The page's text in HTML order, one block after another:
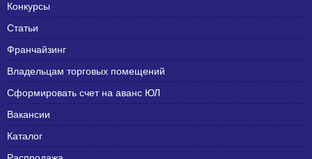
Конкурсы
Статьи
Франчайзинг
Владельцам торговых помещений
Сформировать счет на аванс ЮЛ
Вакансии
Каталог